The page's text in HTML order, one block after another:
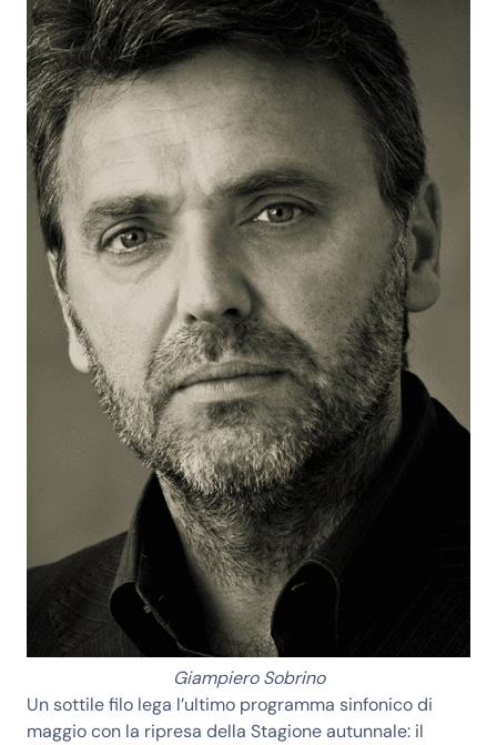
Giampiero Sobrino
Un sottile filo lega l’ultimo programma sinfonico di
maggio con la ripresa della Stagione autunnale: il